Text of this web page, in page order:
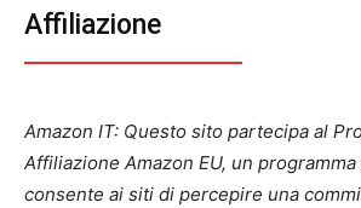
Affiliazione
Amazon IT: Questo sito partecipa al
Affiliazione Amazon EU, un
consente ai siti di percepire una